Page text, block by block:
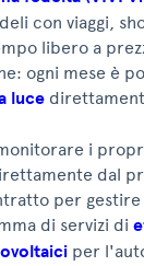
con viaggi,
libero a
ogni mese è
luce
i
dal
per gestire
di servizi di
per